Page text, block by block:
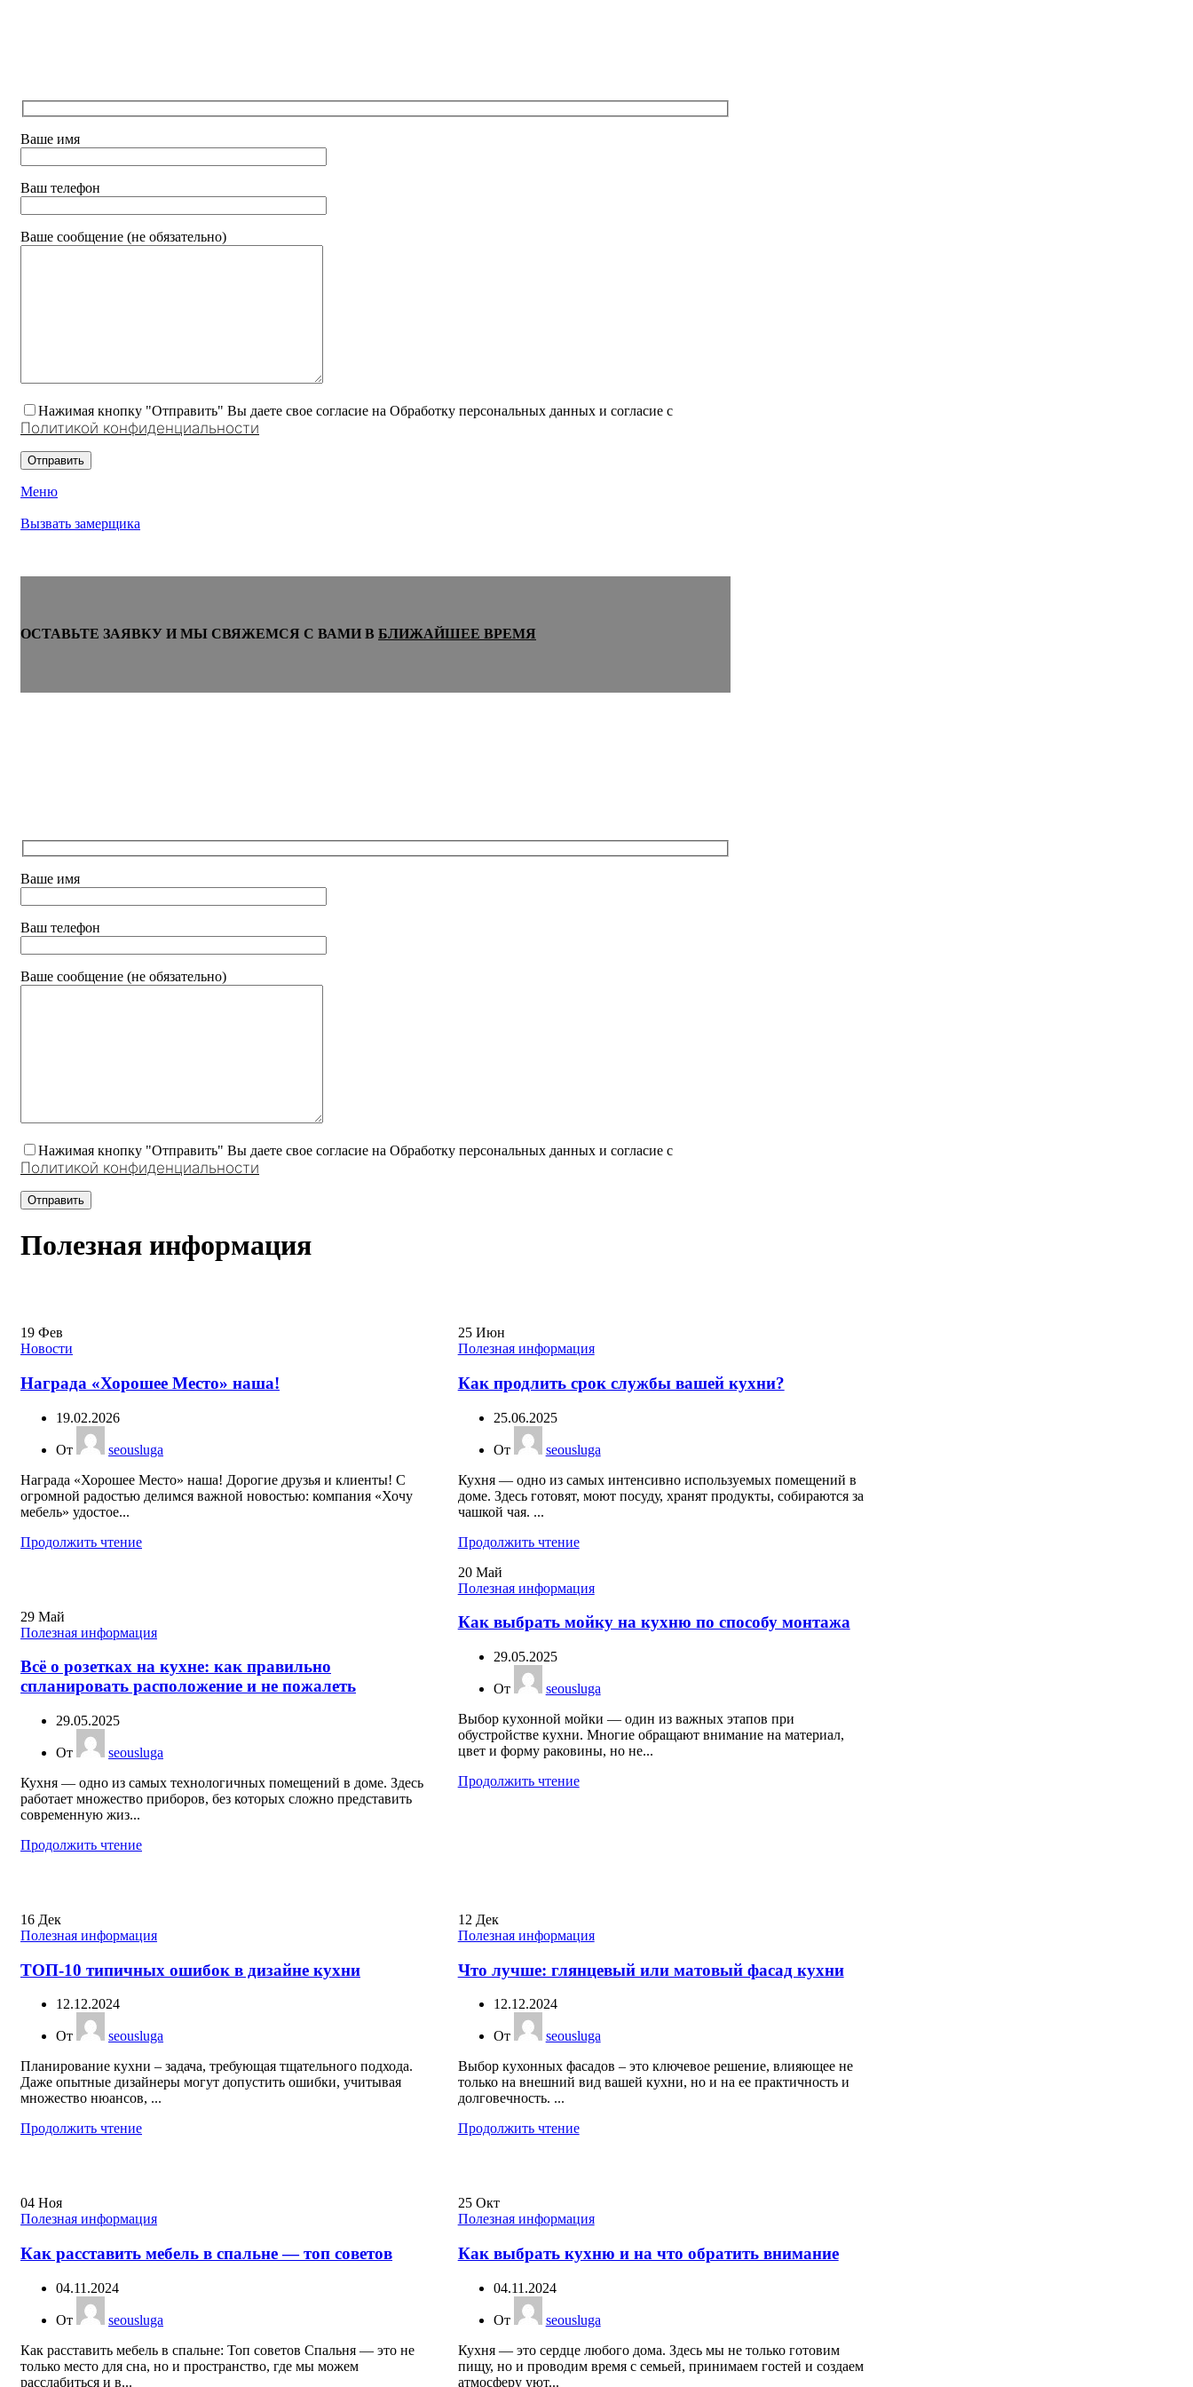
Ваше имя
Ваш телефон
Ваше сообщение (не обязательно)
Нажимая кнопку "Отправить" Вы даете свое согласие на Обработку персональных данных и согласие c
Политикой конфиденциальности
Меню
Вызвать замерщика
ОСТАВЬТЕ ЗАЯВКУ И МЫ СВЯЖЕМСЯ С ВАМИ В БЛИЖАЙШЕЕ ВРЕМЯ
Ваше имя
Ваш телефон
Ваше сообщение (не обязательно)
Нажимая кнопку "Отправить" Вы даете свое согласие на Обработку персональных данных и согласие c
Политикой конфиденциальности
Полезная информация
19 Фев
Новости
Награда «Хорошее Место» наша!
19.02.2026
От
seousluga
Награда «Хорошее Место» наша! Дорогие друзья и клиенты! С
огромной радостью делимся важной новостью: компания «Хочу
мебель» удостое...
Продолжить чтение
25 Июн
Полезная информация
Как продлить срок службы вашей кухни?
25.06.2025
От
seousluga
Кухня — одно из самых интенсивно используемых помещений в
доме. Здесь готовят, моют посуду, хранят продукты, собираются за
чашкой чая. ...
Продолжить чтение
29 Май
Полезная информация
Всё о розетках на кухне: как правильно
спланировать расположение и не пожалеть
29.05.2025
От
seousluga
Кухня — одно из самых технологичных помещений в доме. Здесь
работает множество приборов, без которых сложно представить
современную жиз...
Продолжить чтение
20 Май
Полезная информация
Как выбрать мойку на кухню по способу монтажа
29.05.2025
От
seousluga
Выбор кухонной мойки — один из важных этапов при
обустройстве кухни. Многие обращают внимание на материал,
цвет и форму раковины, но не...
Продолжить чтение
16 Дек
Полезная информация
ТОП-10 типичных ошибок в дизайне кухни
12.12.2024
От
seousluga
Планирование кухни – задача, требующая тщательного подхода.
Даже опытные дизайнеры могут допустить ошибки, учитывая
множество нюансов, ...
Продолжить чтение
12 Дек
Полезная информация
Что лучше: глянцевый или матовый фасад кухни
12.12.2024
От
seousluga
Выбор кухонных фасадов – это ключевое решение, влияющее не
только на внешний вид вашей кухни, но и на ее практичность и
долговечность. ...
Продолжить чтение
04 Ноя
Полезная информация
Как расставить мебель в спальне — топ советов
04.11.2024
От
seousluga
Как расставить мебель в спальне: Топ советов Спальня — это не
только место для сна, но и пространство, где мы можем
расслабиться и в...
25 Окт
Полезная информация
Как выбрать кухню и на что обратить внимание
04.11.2024
От
seousluga
Кухня — это сердце любого дома. Здесь мы не только готовим
пищу, но и проводим время с семьей, принимаем гостей и создаем
атмосферу уют...